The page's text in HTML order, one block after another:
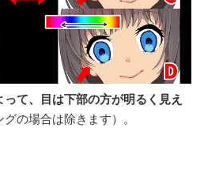
て、目は下部の方が明るく見え
の場合は除きます）。